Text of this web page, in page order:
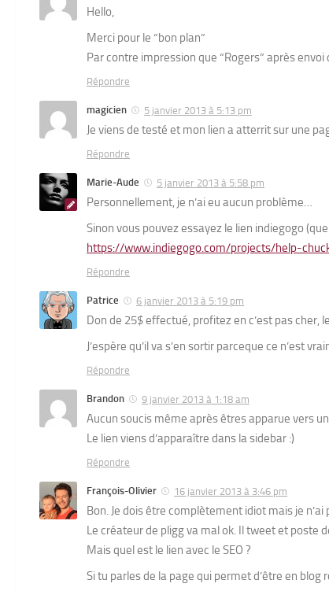
Hello,
Merci pour le “bon plan”
Par contre impression que “Rogers” après
Répondre
magicien 5 janvier 2013 à 5:13 pm
Je viens de testé et mon lien a atterrit sur une
Répondre
Marie-Aude 5 janvier 2013 à 5:58 pm
Personnellement, je n’ai eu aucun problème…
Sinon vous pouvez essayez le lien indiegogo (que
https://www.indiegogo.com/projects/help-
Répondre
Patrice 6 janvier 2013 à 5:19 pm
Don de 25$ effectué, profitez en c’est pas cher,
J’espère qu’il va s’en sortir parceque ce n’est
Répondre
Brandon 9 janvier 2013 à 1:18 am
Aucun soucis même après êtres apparue vers
Le lien viens d’apparaître dans la sidebar :)
Répondre
François-Olivier 16 janvier 2013 à 3:46 pm
Bon. Je dois être complètement idiot mais je
Le créateur de pligg va mal ok. Il tweet et poste
Mais quel est le lien avec le SEO ?
Si tu parles de la page qui permet d’être en blog